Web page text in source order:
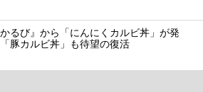
かるび』から「にんにくカルビ丼」が発
豚カルビ丼」も待望の復活